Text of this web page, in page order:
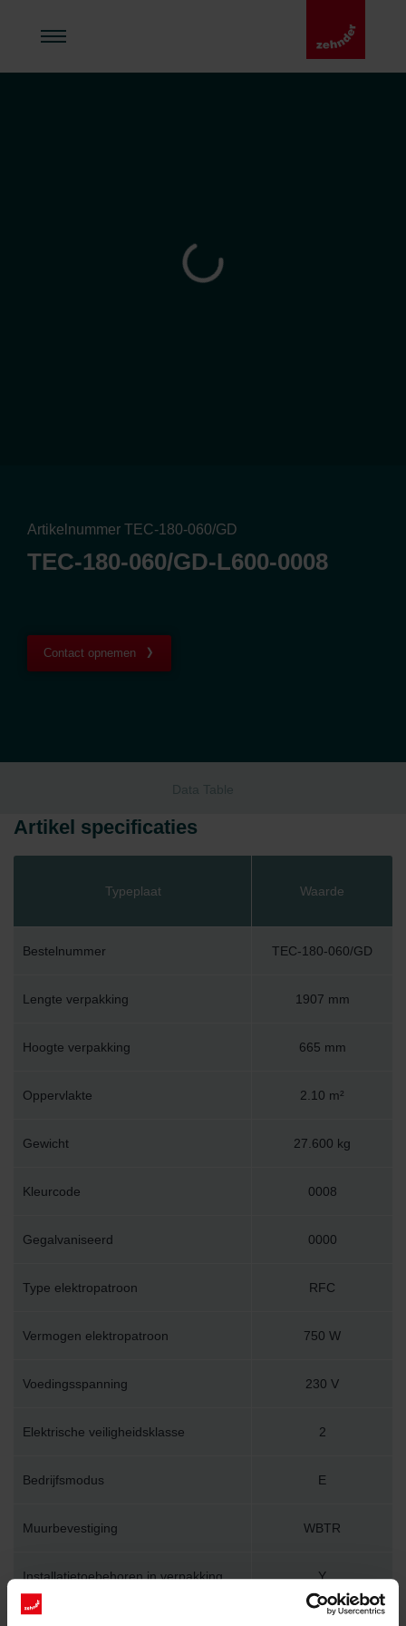
Artikelnummer TEC-180-060/GD
TEC-180-060/GD-L600-0008
Contact opnemen
Data Table
Artikel specificaties
Typeplaat Waarde
Bestelnummer TEC-180-060/GD
Lengte verpakking 1907 mm
Hoogte verpakking 665 mm
Oppervlakte 2.10 m²
Gewicht 27.600 kg
Kleurcode 0008
Gegalvaniseerd 0000
Type elektropatroon RFC
Vermogen elektropatroon 750 W
Voedingsspanning 230 V
Elektrische veiligheidsklasse 2
Bedrijfsmodus E
Muurbevestiging WBTR
Installatietoebehoren in verpakking Y